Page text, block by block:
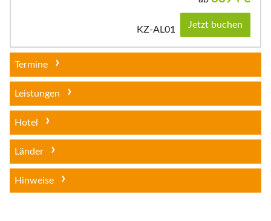
KZ-AL01 Jetzt buchen
Termine
Leistungen
Hotel
Länder
Hinweise